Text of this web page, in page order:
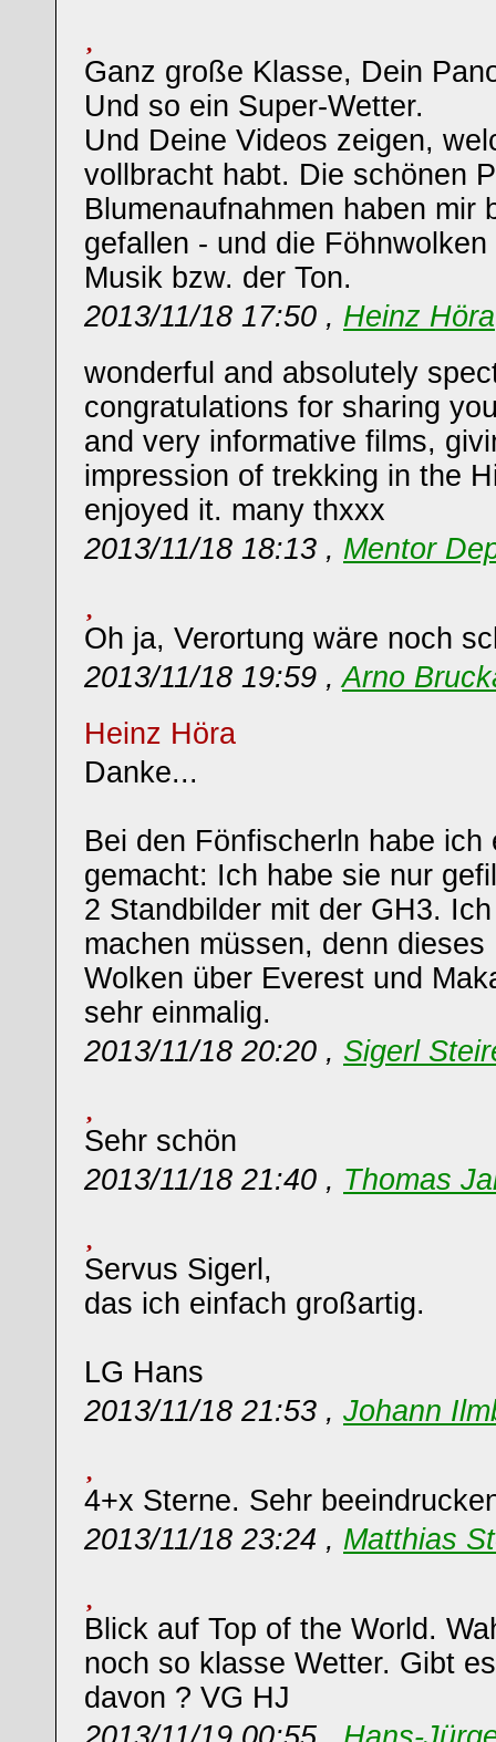
Ganz große Klasse, Dein
Und so ein Super-Wetter.
Und Deine Videos zeigen,
vollbracht habt. Die schönen
Blumenaufnahmen haben mir
gefallen - und die
Musik bzw. der Ton.
2013/11/18 17:50 , Heinz Höra
wonderful and absolutely
congratulations for sharing
and very informative films,
impression of trekking in the
enjoyed it. many thxxx
2013/11/18 18:13 , Mentor
Oh ja, Verortung wäre noch
2013/11/18 19:59 ,Arno
Heinz Höra
Danke...
Bei den Fönfischerln habe ich
gemacht: Ich habe sie nur
2 Standbilder mit der GH3.
machen müssen, denn dieses
Wolken über Everest und
sehr einmalig.
2013/11/18 20:20 , Sigerl
Sehr schön
2013/11/18 21:40 , Thomas
Servus Sigerl,
das ich einfach großartig.
LG Hans
2013/11/18 21:53 , Johann
4+x Sterne. Sehr
2013/11/18 23:24 , Matthias
Blick auf Top of the World.
noch so klasse Wetter. Gibt
davon ? VG HJ